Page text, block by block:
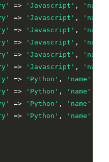
=> 'Javascript' , 'name'
=> 'Javascript' , 'name'
=> 'Javascript' , 'name'
=> 'Javascript' , 'name'
=> 'Javascript' , 'name'
=> 'Javascript' , 'name'
=> 'Python' , 'name'
=> 'Python' , 'name'
=> 'Python' , 'name'
=> 'Python' , 'name'